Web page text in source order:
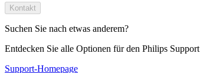
Kontakt
Suchen Sie nach etwas anderem?
Entdecken Sie alle Optionen für den Philips Support
Support-Homepage